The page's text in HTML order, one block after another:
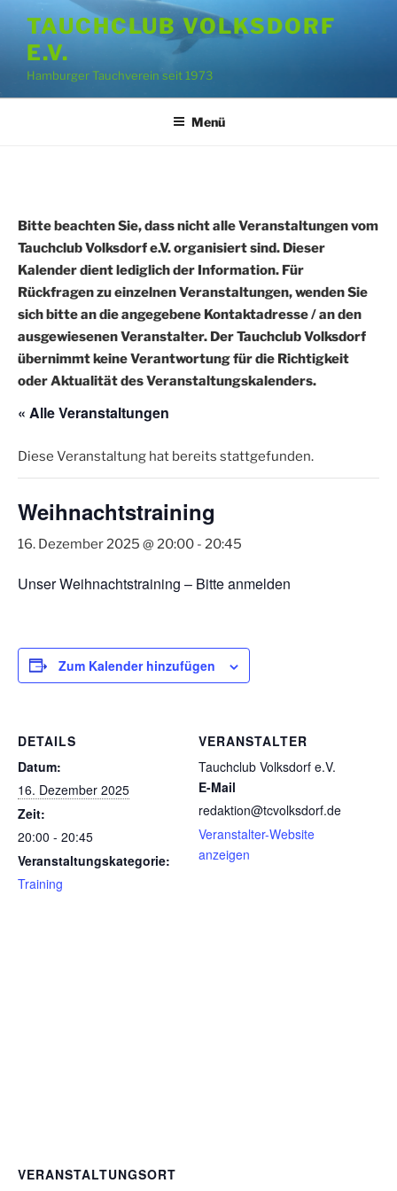
Inhalt
springen
TAUCHCLUB VOLKSDORF
E.V.
Hamburger Tauchverein seit 1973
Menü
Bitte beachten Sie, dass nicht alle Veranstaltungen vom
Tauchclub Volksdorf e.V. organisiert sind. Dieser
Kalender dient lediglich der Information. Für
Rückfragen zu einzelnen Veranstaltungen, wenden Sie
sich bitte an die angegebene Kontaktadresse / an den
ausgewiesenen Veranstalter. Der Tauchclub Volksdorf
übernimmt keine Verantwortung für die Richtigkeit
oder Aktualität des Veranstaltungskalenders.
« Alle Veranstaltungen
Diese Veranstaltung hat bereits stattgefunden.
Weihnachtstraining
16. Dezember 2025 @ 20:00 - 20:45
Unser Weihnachtstraining – Bitte anmelden
Zum Kalender hinzufügen
DETAILS
Datum:
16. Dezember 2025
Zeit:
20:00 - 20:45
Veranstaltungskategorie:
Training
VERANSTALTER
Tauchclub Volksdorf e.V.
E-Mail
redaktion@tcvolksdorf.de
Veranstalter-Website
anzeigen
VERANSTALTUNGSORT